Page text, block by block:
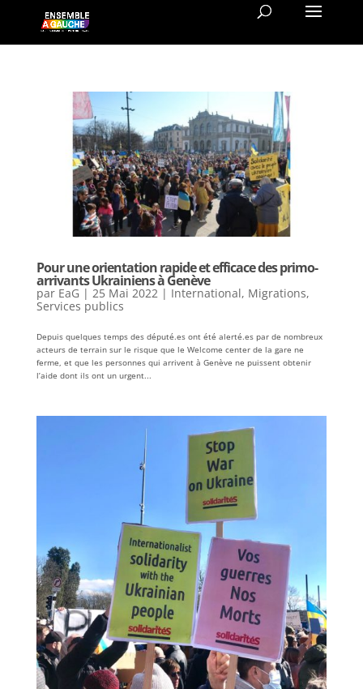
Pour une orientation rapide et efficace des primo-
arrivants Ukrainiens à Genève
par EaG | 25 Mai 2022| International, Migrations,
Services publics
Depuis quelques temps des député.es ont été alerté.es par de nombreux
acteurs de terrain sur le risque que le Welcome center de la gare ne
ferme, et que les personnes qui arrivent à Genève ne puissent obtenir
l’aide dont ils ont un urgent...